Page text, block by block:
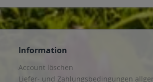
Information
Account löschen
Liefer- und Zahlungsbedingungen